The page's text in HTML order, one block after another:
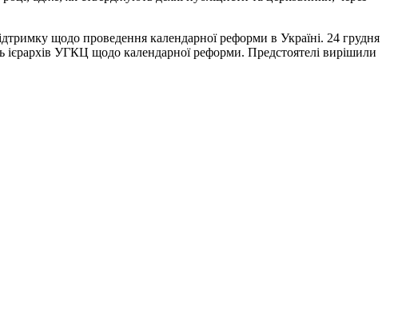
щодо проведення календарної реформи в Україні. 24 грудня
ієрархів УГКЦ щодо календарної реформи. Предстоятелі вирішили